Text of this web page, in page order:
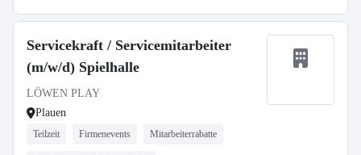
Servicekraft / Servicemitarbeiter
(m/w/d) Spielhalle
LÖWEN PLAY
Plauen
Teilzeit Firmenevents Mitarbeiterrabatte